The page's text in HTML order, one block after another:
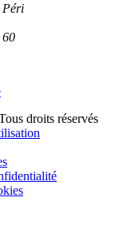
Péri
droits réservés